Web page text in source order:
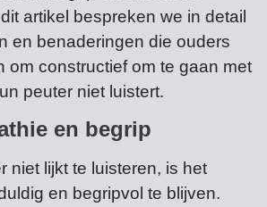
artikel bespreken we in detail
en benaderingen die ouders
om constructief om te gaan met
peuter niet luistert.
en begrip
niet lijkt te luisteren, is het
en begripvol te blijven.